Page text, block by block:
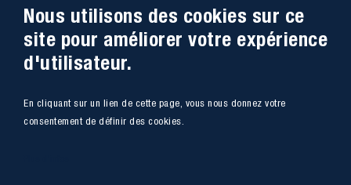
Téléphone
04 66 78 50 00
Coordonnée GPS:44.13312 - 4.08836
Plan du site Marchés Publics
Nous utilisons des cookies sur ce
site pour améliorer votre expérience
d'utilisateur.
En cliquant sur un lien de cette page, vous nous donnez votre
consentement de définir des cookies.